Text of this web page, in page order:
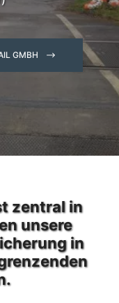
GMBH
zentral in
unsere
in